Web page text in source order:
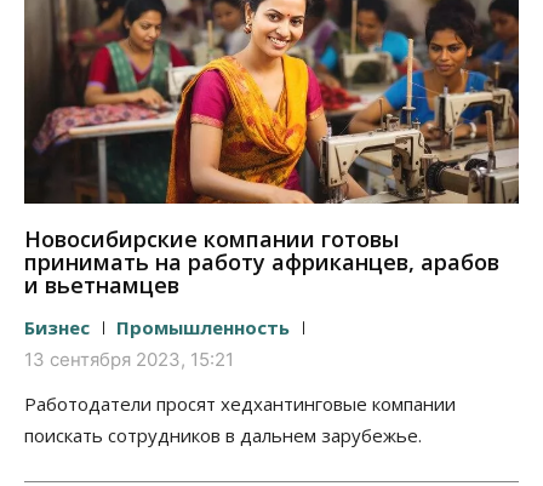
Новосибирские компании готовы
принимать на работу африканцев, арабов
и вьетнамцев
Бизнес Промышленность
13 сентября 2023, 15:21
Работодатели просят хедхантинговые компании
поискать сотрудников в дальнем зарубежье.